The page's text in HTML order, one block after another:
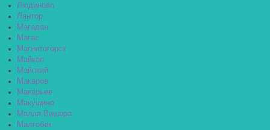
Людиново
Лянтор
Магадан
Магас
Магнитогорск
Майкоп
Майский
Макаров
Макарьев
Макушино
Малая Вишера
Малгобек